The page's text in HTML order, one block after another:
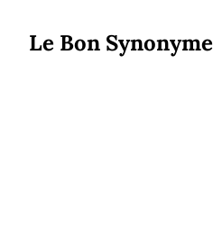
Le Bon Synonyme